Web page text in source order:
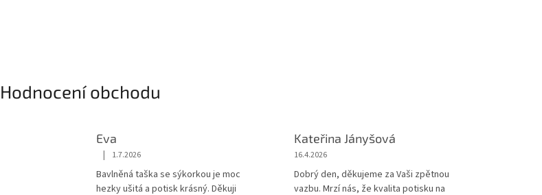
Hodnocení obchodu
hvězdiček.
Eva
Hodnocení obchodu je 5 z 5 hvězdiček.
| 1.7.2026
Bavlněná taška se sýkorkou je moc
hezky ušitá a potisk krásný. Děkuji
Kateřina Jányšová
16.4.2026
Dobrý den, děkujeme za Vaši zpětnou
vazbu. Mrzí nás, že kvalita potisku na